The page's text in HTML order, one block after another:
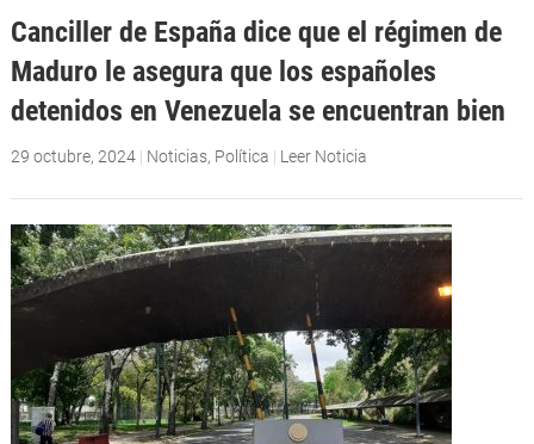
Canciller de España dice que el régimen de
Maduro le asegura que los españoles
detenidos en Venezuela se encuentran bien
29 octubre, 2024| Noticias, Política | Leer Noticia